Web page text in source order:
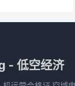
- 低空经济